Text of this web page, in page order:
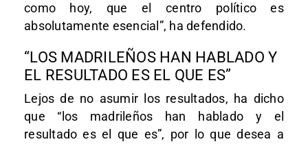
como hoy, que el centro político es
absolutamente esencial”, ha defendido.
“LOS MADRILEÑOS HAN HABLADO Y
EL RESULTADO ES EL QUE ES”
Lejos de no asumir los resultados, ha dicho
que “los madrileños han hablado y el
resultado es el que es”, por lo que desea a